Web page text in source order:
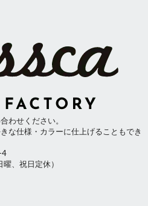
わせください。
な仕様・カラーに仕上げることもでき
4
、祝日定休）